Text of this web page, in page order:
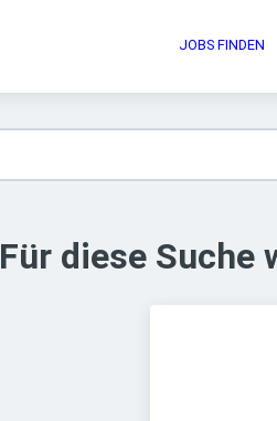
JOBS FINDEN
Für diese Suche